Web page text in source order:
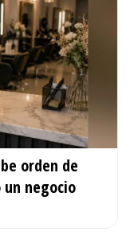
orden de
negocio